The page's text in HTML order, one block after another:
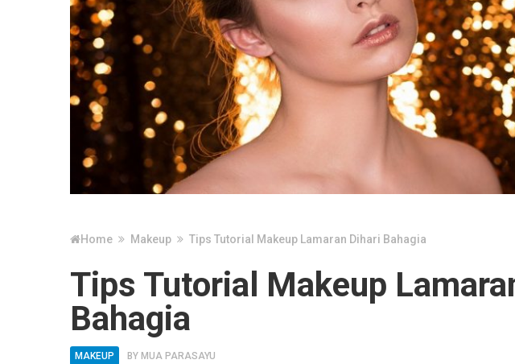
Home Makeup Tips Tutorial Makeup Lamaran Dihari Bahagia
Tips Tutorial Makeup
Bahagia
MAKEUP BY MUA PARASAYU